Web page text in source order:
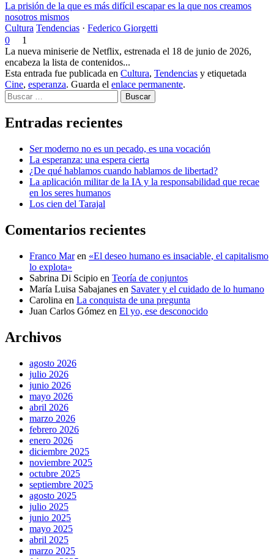
La prisión de la que es más difícil escapar es la que nos creamos
nosotros mismos
Cultura Tendencias · Federico Giorgetti
0
1
La nueva miniserie de Netflix, estrenada el 18 de junio de 2026,
encabeza la lista de contenidos...
Esta entrada fue publicada en Cultura, Tendencias y etiquetada
Cine, esperanza. Guarda el enlace permanente.
Buscar
Entradas recientes
Ser moderno no es un pecado, es una vocación
La esperanza: una espera cierta
¿De qué hablamos cuando hablamos de libertad?
La aplicación militar de la IA y la responsabilidad que recae
en los seres humanos
Los cien del Tarajal
Comentarios recientes
Franco Maren «El deseo humano es insaciable, el capitalismo
lo explota»
Sabrina Di Scipio en Teoría de conjuntos
María Luisa Sabajanes en Savater y el cuidado de lo humano
Carolina en La conquista de una pregunta
Juan Carlos Gómez en El yo, ese desconocido
Archivos
agosto 2026
julio 2026
junio 2026
mayo 2026
abril 2026
marzo 2026
febrero 2026
enero 2026
diciembre 2025
noviembre 2025
octubre 2025
septiembre 2025
agosto 2025
julio 2025
junio 2025
mayo 2025
abril 2025
marzo 2025